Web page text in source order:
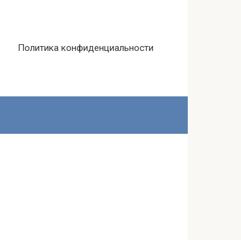
Политика конфиденциальности